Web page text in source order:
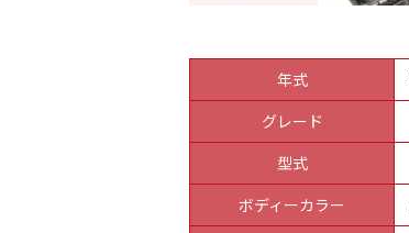
年式
グレード
型式
ボディーカラー